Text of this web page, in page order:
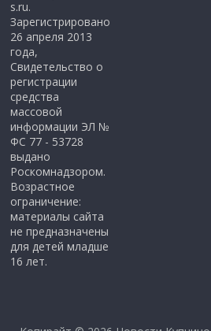
s.ru.
Зарегистрировано
26 апреля 2013
года,
Свидетельство о
регистрации
средства
массовой
информации ЭЛ №
ФС 77 - 53728
выдано
Роскомнадзором.
Возрастное
ограничение:
материалы сайта
не предназначены
для детей младше
16 лет.